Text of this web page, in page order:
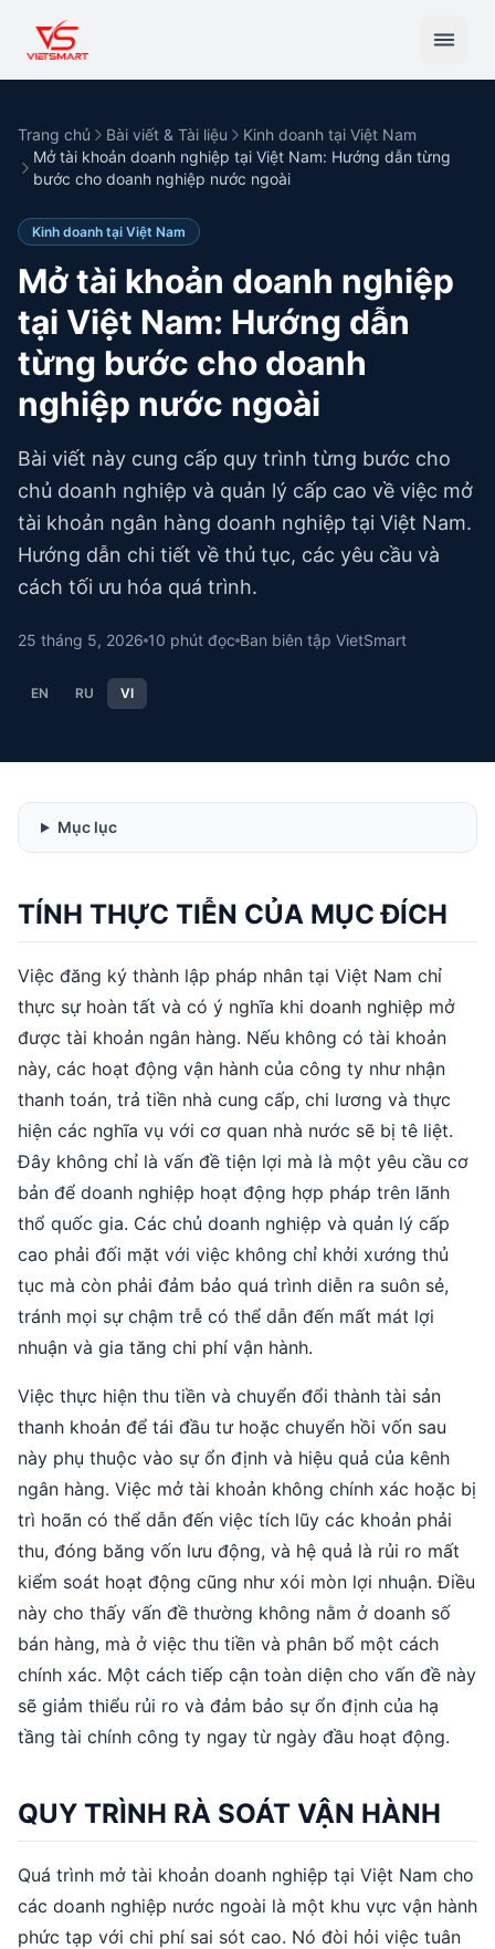
Trang chủ Bài viết & Tài liệu
Kinh doanh tại Việt Nam
Mở tài khoản doanh nghiệp tại Việt Nam: Hướng dẫn từng
bước cho doanh nghiệp nước ngoài
Kinh doanh tại Việt Nam
Mở tài khoản doanh nghiệp
tại Việt Nam: Hướng dẫn
từng bước cho doanh
nghiệp nước ngoài
Bài viết này cung cấp quy trình từng bước cho
chủ doanh nghiệp và quản lý cấp cao về việc mở
tài khoản ngân hàng doanh nghiệp tại Việt Nam.
Hướng dẫn chi tiết về thủ tục, các yêu cầu và
cách tối ưu hóa quá trình.
25 tháng 5, 2026 10 phút đọc Ban biên tập VietSmart
EN RU VI
Mục lục
TÍNH THỰC TIỄN CỦA MỤC ĐÍCH
Việc đăng ký thành lập pháp nhân tại Việt Nam chỉ
thực sự hoàn tất và có ý nghĩa khi doanh nghiệp mở
được tài khoản ngân hàng. Nếu không có tài khoản
này, các hoạt động vận hành của công ty như nhận
thanh toán, trả tiền nhà cung cấp, chi lương và thực
hiện các nghĩa vụ với cơ quan nhà nước sẽ bị tê liệt.
Đây không chỉ là vấn đề tiện lợi mà là một yêu cầu cơ
bản để doanh nghiệp hoạt động hợp pháp trên lãnh
thổ quốc gia. Các chủ doanh nghiệp và quản lý cấp
cao phải đối mặt với việc không chỉ khởi xướng thủ
tục mà còn phải đảm bảo quá trình diễn ra suôn sẻ,
tránh mọi sự chậm trễ có thể dẫn đến mất mát lợi
nhuận và gia tăng chi phí vận hành.
Việc thực hiện thu tiền và chuyển đổi thành tài sản
thanh khoản để tái đầu tư hoặc chuyển hồi vốn sau
này phụ thuộc vào sự ổn định và hiệu quả của kênh
ngân hàng. Việc mở tài khoản không chính xác hoặc bị
trì hoãn có thể dẫn đến việc tích lũy các khoản phải
thu, đóng băng vốn lưu động, và hệ quả là rủi ro mất
kiểm soát hoạt động cũng như xói mòn lợi nhuận. Điều
này cho thấy vấn đề thường không nằm ở doanh số
bán hàng, mà ở việc thu tiền và phân bổ một cách
chính xác. Một cách tiếp cận toàn diện cho vấn đề này
sẽ giảm thiểu rủi ro và đảm bảo sự ổn định của hạ
tầng tài chính công ty ngay từ ngày đầu hoạt động.
QUY TRÌNH RÀ SOÁT VẬN HÀNH
Quá trình mở tài khoản doanh nghiệp tại Việt Nam cho
các doanh nghiệp nước ngoài là một khu vực vận hành
phức tạp với chi phí sai sót cao. Nó đòi hỏi việc tuân